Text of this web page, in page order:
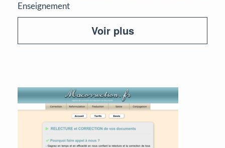
Enseignement
Voir plus